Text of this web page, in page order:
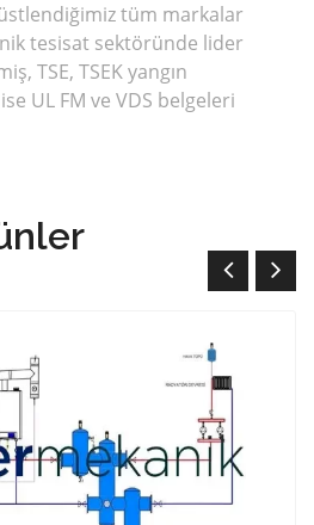
tüm markalar
tesisat sektöründe lider
TSE, TSEK yangın
UL FM ve VDS belgeleri